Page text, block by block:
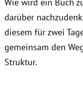
Wie wird ein Buch
darüber
diesem für zwei
gemeinsam den
Struktur.